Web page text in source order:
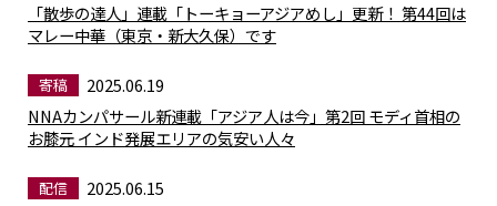
「散歩の達人」連載「トーキョーアジアめし」更新！ 第44回は
マレー中華（東京・新大久保）です
寄稿
2025.06.19
NNAカンパサール新連載「アジア人は今」第2回 モディ首相の
お膝元 インド発展エリアの気安い人々
配信
2025.06.15